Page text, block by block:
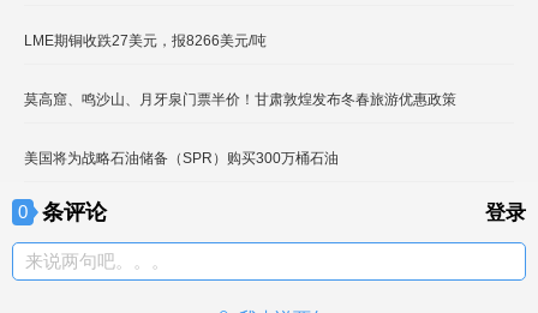
LME期铜收跌27美元，报8266美元/吨
莫高窟、鸣沙山、月牙泉门票半价！甘肃敦煌发布冬春旅游优惠政策
美国将为战略石油储备（SPR）购买300万桶石油
0 条评论 登录
来说两句吧。。。